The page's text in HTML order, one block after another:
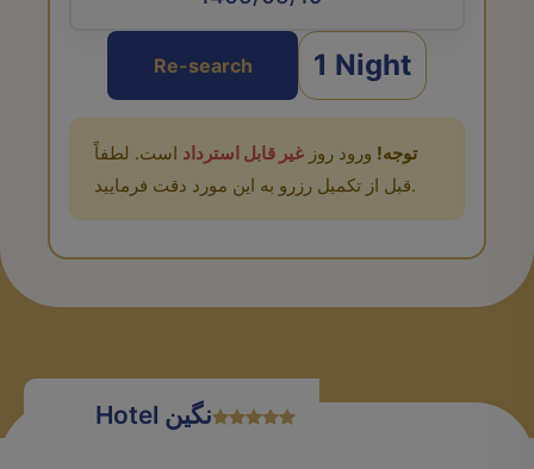
Re-search 1 Night
توجه! ورود روز غیر قابل استرداد است. لطفاً
قبل از تکمیل رزرو به این مورد دقت فرمایید.
Hotel نگین